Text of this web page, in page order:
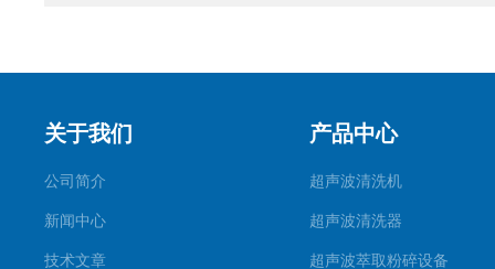
关于我们
公司简介
新闻中心
技术文章
产品中心
超声波清洗机
超声波清洗器
超声波萃取粉碎设备